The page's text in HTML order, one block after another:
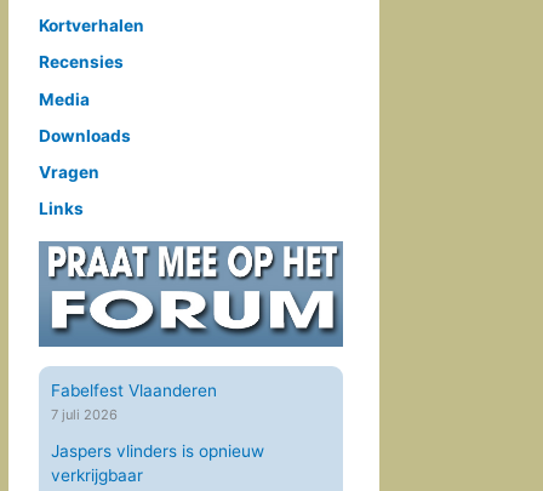
Kortverhalen
Recensies
Media
Downloads
Vragen
Links
Fabelfest Vlaanderen
7 juli 2026
Jaspers vlinders is opnieuw
verkrijgbaar